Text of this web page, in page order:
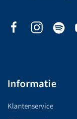
Informatie
Klantenservice